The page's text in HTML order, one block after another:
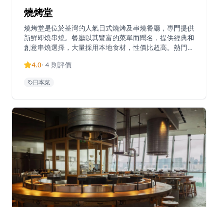
燒烤堂
燒烤堂是位於荃灣的人氣日式燒烤及串燒餐廳，專門提供
新鮮即燒串燒。餐廳以其豐富的菜單而聞名，提供經典和
創意串燒選擇，大量採用本地食材，性價比超高。熱門菜
對滿足不同口味。餐廳以橙白色為主色調，營造輕鬆的用
樓，已成為區內隱藏美食，以$10起的親民價格和優質出
午夜12時，星期五及六延長至凌晨2時。燒烤堂在香港設
有多間分店，包括銅鑼灣、旺角、尖沙咀及中環，成為串
燒愛好者的熱門選擇。
4.0· 4 則評價
日本菜